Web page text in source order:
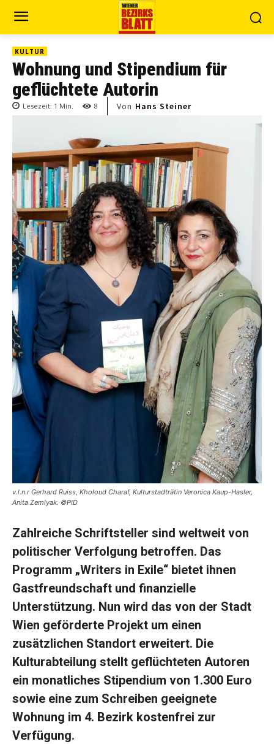
KULTUR
Wohnung und Stipendium für
geflüchtete Autorin
Lesezeit: 1 Min. 8 Von Hans Steiner
v.l.n.r Gerhard Ruiss, Kholoud Charaf, Kulturstadträtin Veronica Kaup-Hasler,
Anita Zemlyak. ©PID
Zahlreiche Schriftsteller sind weltweit von
politischer Verfolgung betroffen. Das
Programm „Writers in Exile“ bietet ihnen
Gastfreundschaft und finanzielle
Unterstützung. Nun wird das von der Stadt
Wien geförderte Projekt um einen
zusätzlichen Standort erweitert. Die
Kulturabteilung stellt geflüchteten Autoren
ein monatliches Stipendium von 1.300 Euro
sowie eine zum Schreiben geeignete
Wohnung im 4. Bezirk kostenfrei zur
Verfügung.